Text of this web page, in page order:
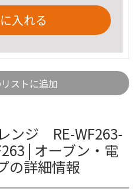
入れる
ストに追加
ンジ RE-WF263-
| オーブン・電
の詳細情報